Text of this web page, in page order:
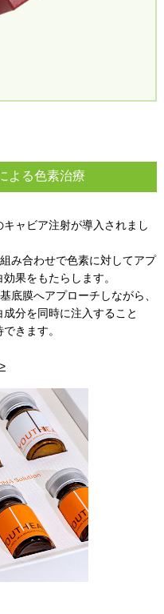
よる色素治療
ャビア注射が導入されまし
み合わせで色素に対してアプ
果をもたらします。
底膜へアプローチしながら、
分を同時に注入すること
きます。